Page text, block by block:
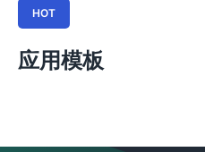
HOT
应用模板